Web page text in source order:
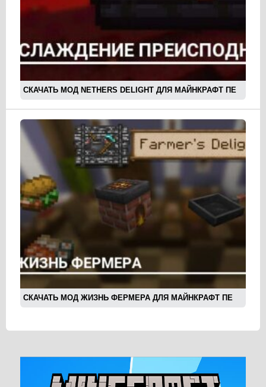
СКАЧАТЬ МОД NETHERS DELIGHT ДЛЯ МАЙНКРАФТ ПЕ
СКАЧАТЬ МОД ЖИЗНЬ ФЕРМЕРА ДЛЯ МАЙНКРАФТ ПЕ